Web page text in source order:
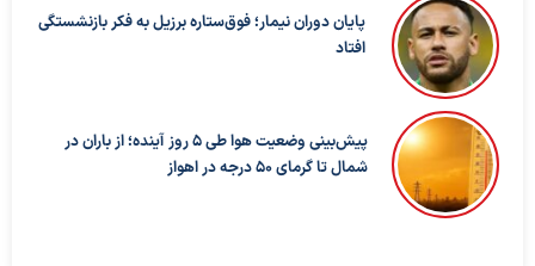
پایان دوران نیمار؛ فوق‌ستاره برزیل به فکر بازنشستگی
افتاد
پیش‌بینی وضعیت هوا طی ۵ روز آینده؛ از باران در
شمال تا گرمای ۵۰ درجه در اهواز